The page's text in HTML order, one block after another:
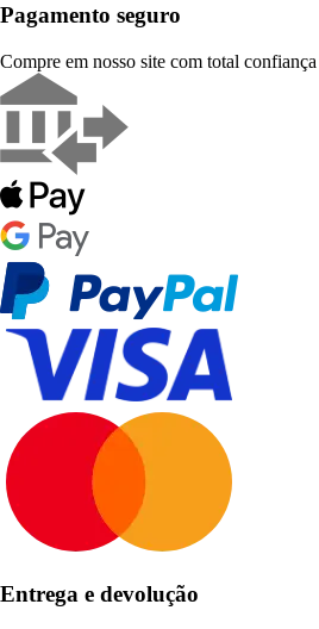
Pagamento seguro
Compre em nosso site com total confiança
Entrega e devolução